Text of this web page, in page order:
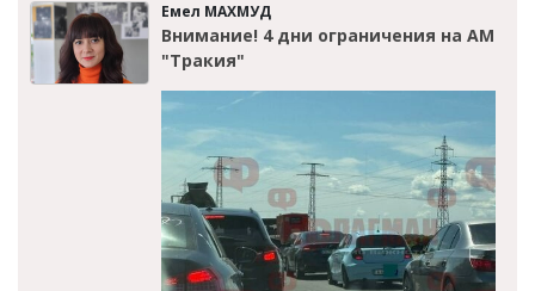
Емел МАХМУД
Внимание! 4 дни ограничения на АМ
"Тракия"